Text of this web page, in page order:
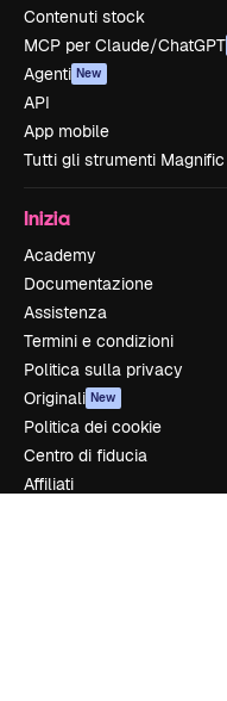
Contenuti stock
MCP per Claude/ChatGPT
Agenti New
API
App mobile
Tutti gli strumenti Magnific
Inizia
Academy
Documentazione
Assistenza
Termini e condizioni
Politica sulla privacy
Originali New
Politica dei cookie
Centro di fiducia
Affiliati